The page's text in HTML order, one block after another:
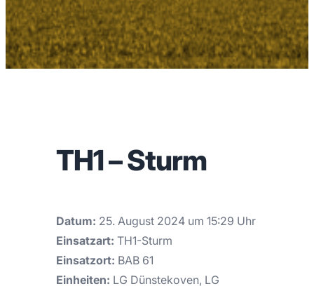
TH1 – Sturm
Datum: 25. August 2024 um 15:29 Uhr
Einsatzart: TH1-Sturm
Einsatzort: BAB 61
Einheiten: LG Dünstekoven, LG